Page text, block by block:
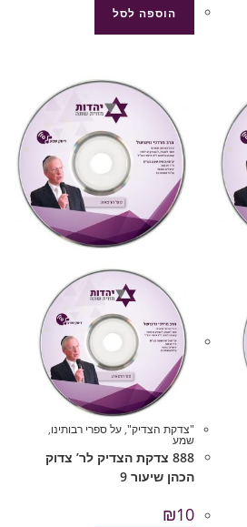
הוספה לסל
"צדקת הצדיק",על ספרי רבותינו,
שמע
888 צדקת הצדיק לר’ צדוק
הכהן שיעור 9
₪10